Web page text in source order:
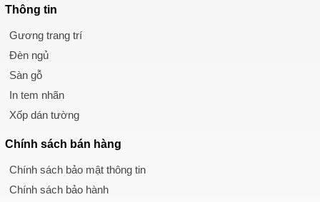
Sàn nhựa
Đèn ngủ
Bán chạy
Giảm giá
Gương trang trí
Decal Halloween
Bài viết
Liên hệ
Thông tin
Gương trang trí
Đèn ngủ
Sàn gỗ
In tem nhãn
Xốp dán tường
Chính sách bán hàng
Chính sách bảo mật thông tin
Chính sách bảo hành